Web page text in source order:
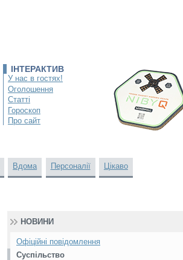
ІНТЕРАКТИВ
У нас в гостях!
Оголошення
Статті
Гороскоп
Про сайт
Вдома Персоналії Цікаво
НОВИНИ
Офіційні повідомлення
Суспільство